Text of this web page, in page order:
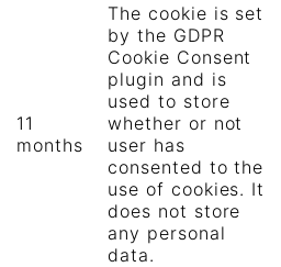
11
months
The cookie is set
by the GDPR
Cookie Consent
plugin and is
used to store
whether or not
user has
consented to the
use of cookies. It
does not store
any personal
data.